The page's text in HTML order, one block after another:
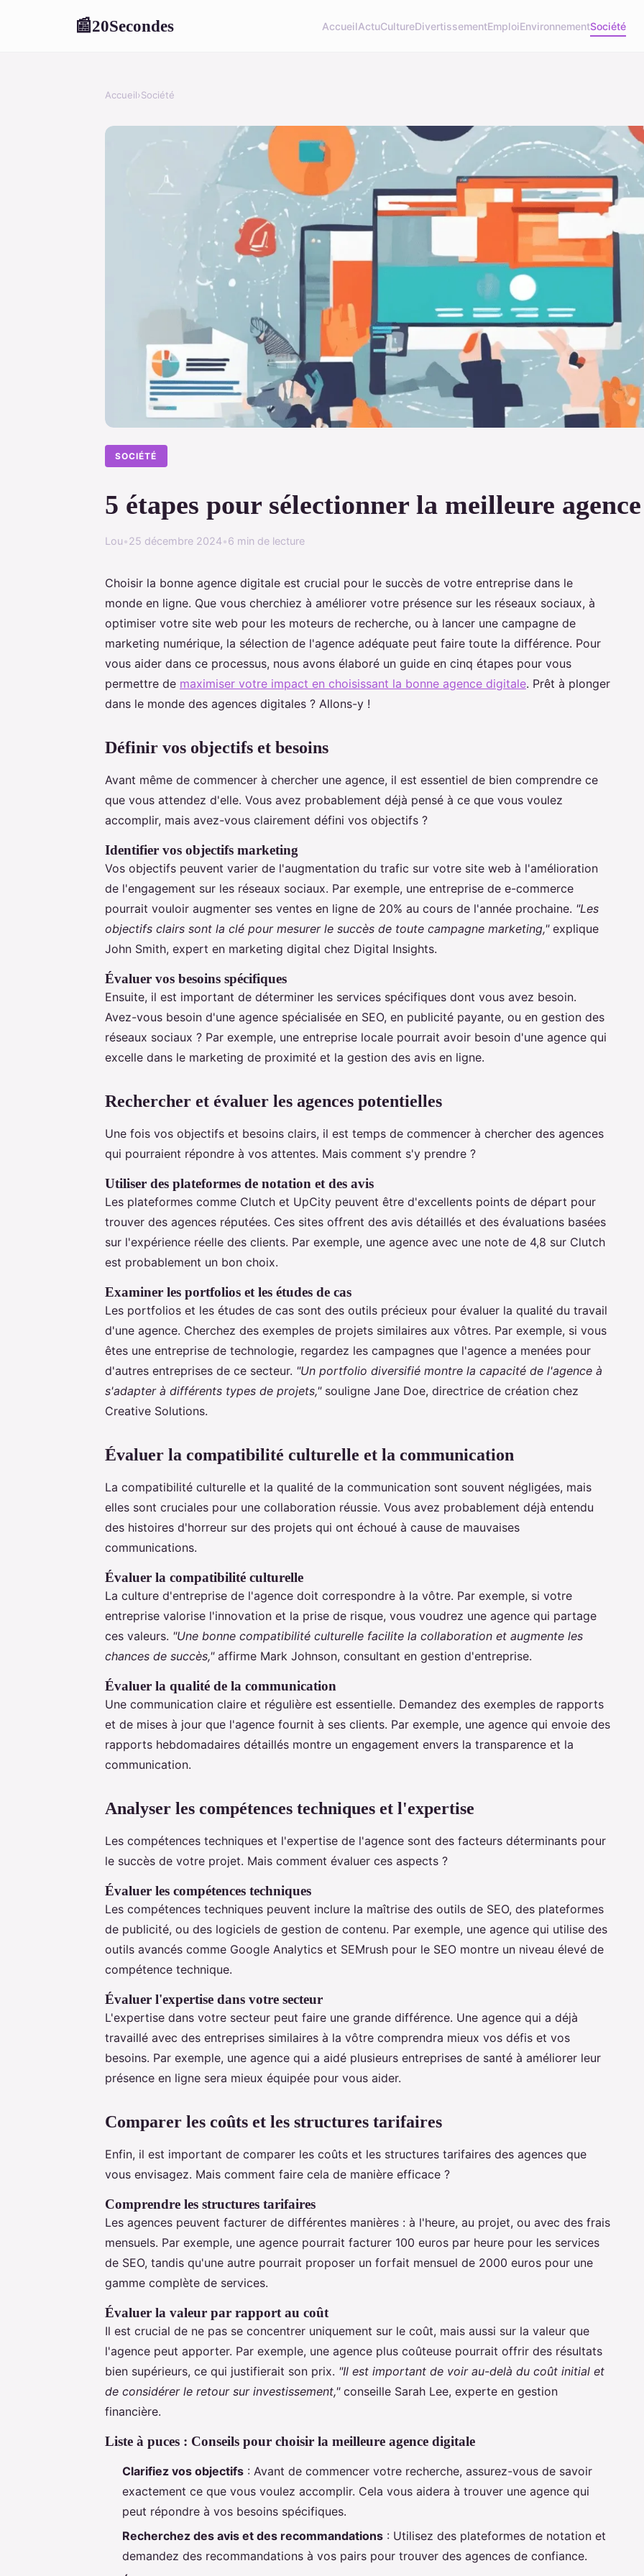
📰20Secondes AccueilActuCultureDivertissementEmploiEnvironnementSociété
Accueil›Société
SOCIÉTÉ
5 étapes pour sélectionner la meilleure
Lou•25 décembre 2024•6 min de lecture
Choisir la bonne agence digitale est crucial pour le succès de votre entreprise dans le
monde en ligne. Que vous cherchiez à améliorer votre présence sur les réseaux sociaux, à
optimiser votre site web pour les moteurs de recherche, ou à lancer une campagne de
marketing numérique, la sélection de l'agence adéquate peut faire toute la différence. Pour
vous aider dans ce processus, nous avons élaboré un guide en cinq étapes pour vous
permettre de maximiser votre impact en choisissant la bonne agence digitale. Prêt à plonger
dans le monde des agences digitales ? Allons-y !
Définir vos objectifs et besoins
Avant même de commencer à chercher une agence, il est essentiel de bien comprendre ce
que vous attendez d'elle. Vous avez probablement déjà pensé à ce que vous voulez
accomplir, mais avez-vous clairement défini vos objectifs ?
Identifier vos objectifs marketing
Vos objectifs peuvent varier de l'augmentation du trafic sur votre site web à l'amélioration
de l'engagement sur les réseaux sociaux. Par exemple, une entreprise de e-commerce
pourrait vouloir augmenter ses ventes en ligne de 20% au cours de l'année prochaine. "Les
objectifs clairs sont la clé pour mesurer le succès de toute campagne marketing,"explique
John Smith, expert en marketing digital chez Digital Insights.
Évaluer vos besoins spécifiques
Ensuite, il est important de déterminer les services spécifiques dont vous avez besoin.
Avez-vous besoin d'une agence spécialisée en SEO, en publicité payante, ou en gestion des
réseaux sociaux ? Par exemple, une entreprise locale pourrait avoir besoin d'une agence qui
excelle dans le marketing de proximité et la gestion des avis en ligne.
Rechercher et évaluer les agences potentielles
Une fois vos objectifs et besoins clairs, il est temps de commencer à chercher des agences
qui pourraient répondre à vos attentes. Mais comment s'y prendre ?
Utiliser des plateformes de notation et des avis
Les plateformes comme Clutch et UpCity peuvent être d'excellents points de départ pour
trouver des agences réputées. Ces sites offrent des avis détaillés et des évaluations basées
sur l'expérience réelle des clients. Par exemple, une agence avec une note de 4,8 sur Clutch
est probablement un bon choix.
Examiner les portfolios et les études de cas
Les portfolios et les études de cas sont des outils précieux pour évaluer la qualité du travail
d'une agence. Cherchez des exemples de projets similaires aux vôtres. Par exemple, si vous
êtes une entreprise de technologie, regardez les campagnes que l'agence a menées pour
d'autres entreprises de ce secteur. "Un portfolio diversifié montre la capacité de l'agence à
s'adapter à différents types de projets,"souligne Jane Doe, directrice de création chez
Creative Solutions.
Évaluer la compatibilité culturelle et la communication
La compatibilité culturelle et la qualité de la communication sont souvent négligées, mais
elles sont cruciales pour une collaboration réussie. Vous avez probablement déjà entendu
des histoires d'horreur sur des projets qui ont échoué à cause de mauvaises
communications.
Évaluer la compatibilité culturelle
La culture d'entreprise de l'agence doit correspondre à la vôtre. Par exemple, si votre
entreprise valorise l'innovation et la prise de risque, vous voudrez une agence qui partage
ces valeurs. "Une bonne compatibilité culturelle facilite la collaboration et augmente les
chances de succès,"affirme Mark Johnson, consultant en gestion d'entreprise.
Évaluer la qualité de la communication
Une communication claire et régulière est essentielle. Demandez des exemples de rapports
et de mises à jour que l'agence fournit à ses clients. Par exemple, une agence qui envoie des
rapports hebdomadaires détaillés montre un engagement envers la transparence et la
communication.
Analyser les compétences techniques et l'expertise
Les compétences techniques et l'expertise de l'agence sont des facteurs déterminants pour
le succès de votre projet. Mais comment évaluer ces aspects ?
Évaluer les compétences techniques
Les compétences techniques peuvent inclure la maîtrise des outils de SEO, des plateformes
de publicité, ou des logiciels de gestion de contenu. Par exemple, une agence qui utilise des
outils avancés comme Google Analytics et SEMrush pour le SEO montre un niveau élevé de
compétence technique.
Évaluer l'expertise dans votre secteur
L'expertise dans votre secteur peut faire une grande différence. Une agence qui a déjà
travaillé avec des entreprises similaires à la vôtre comprendra mieux vos défis et vos
besoins. Par exemple, une agence qui a aidé plusieurs entreprises de santé à améliorer leur
présence en ligne sera mieux équipée pour vous aider.
Comparer les coûts et les structures tarifaires
Enfin, il est important de comparer les coûts et les structures tarifaires des agences que
vous envisagez. Mais comment faire cela de manière efficace ?
Comprendre les structures tarifaires
Les agences peuvent facturer de différentes manières : à l'heure, au projet, ou avec des frais
mensuels. Par exemple, une agence pourrait facturer 100 euros par heure pour les services
de SEO, tandis qu'une autre pourrait proposer un forfait mensuel de 2000 euros pour une
gamme complète de services.
Évaluer la valeur par rapport au coût
Il est crucial de ne pas se concentrer uniquement sur le coût, mais aussi sur la valeur que
l'agence peut apporter. Par exemple, une agence plus coûteuse pourrait offrir des résultats
bien supérieurs, ce qui justifierait son prix. "Il est important de voir au-delà du coût initial et
de considérer le retour sur investissement,"conseille Sarah Lee, experte en gestion
financière.
Liste à puces : Conseils pour choisir la meilleure agence digitale
Clarifiez vos objectifs : Avant de commencer votre recherche, assurez-vous de savoir
exactement ce que vous voulez accomplir. Cela vous aidera à trouver une agence qui
peut répondre à vos besoins spécifiques.
Recherchez des avis et des recommandations : Utilisez des plateformes de notation et
demandez des recommandations à vos pairs pour trouver des agences de confiance.